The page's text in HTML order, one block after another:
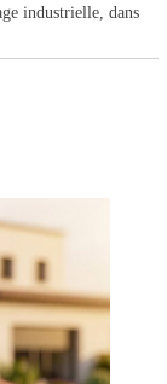
industrielle, dans